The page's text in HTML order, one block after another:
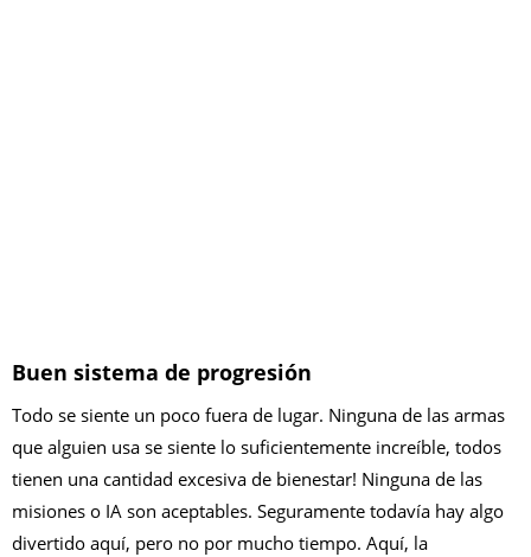
Buen sistema de progresión
Todo se siente un poco fuera de lugar. Ninguna de las armas
que alguien usa se siente lo suficientemente increíble, todos
tienen una cantidad excesiva de bienestar! Ninguna de las
misiones o IA son aceptables. Seguramente todavía hay algo
divertido aquí, pero no por mucho tiempo. Aquí, la